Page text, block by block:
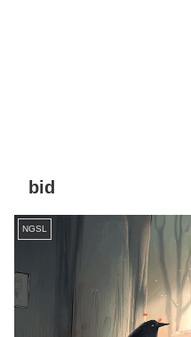
bid
NGSL